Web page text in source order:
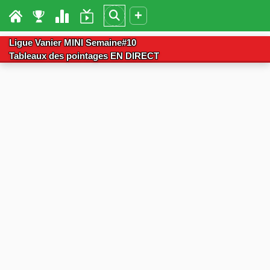
+
Ligue Vanier MINI Semaine#10
Tableaux des pointages EN DIRECT